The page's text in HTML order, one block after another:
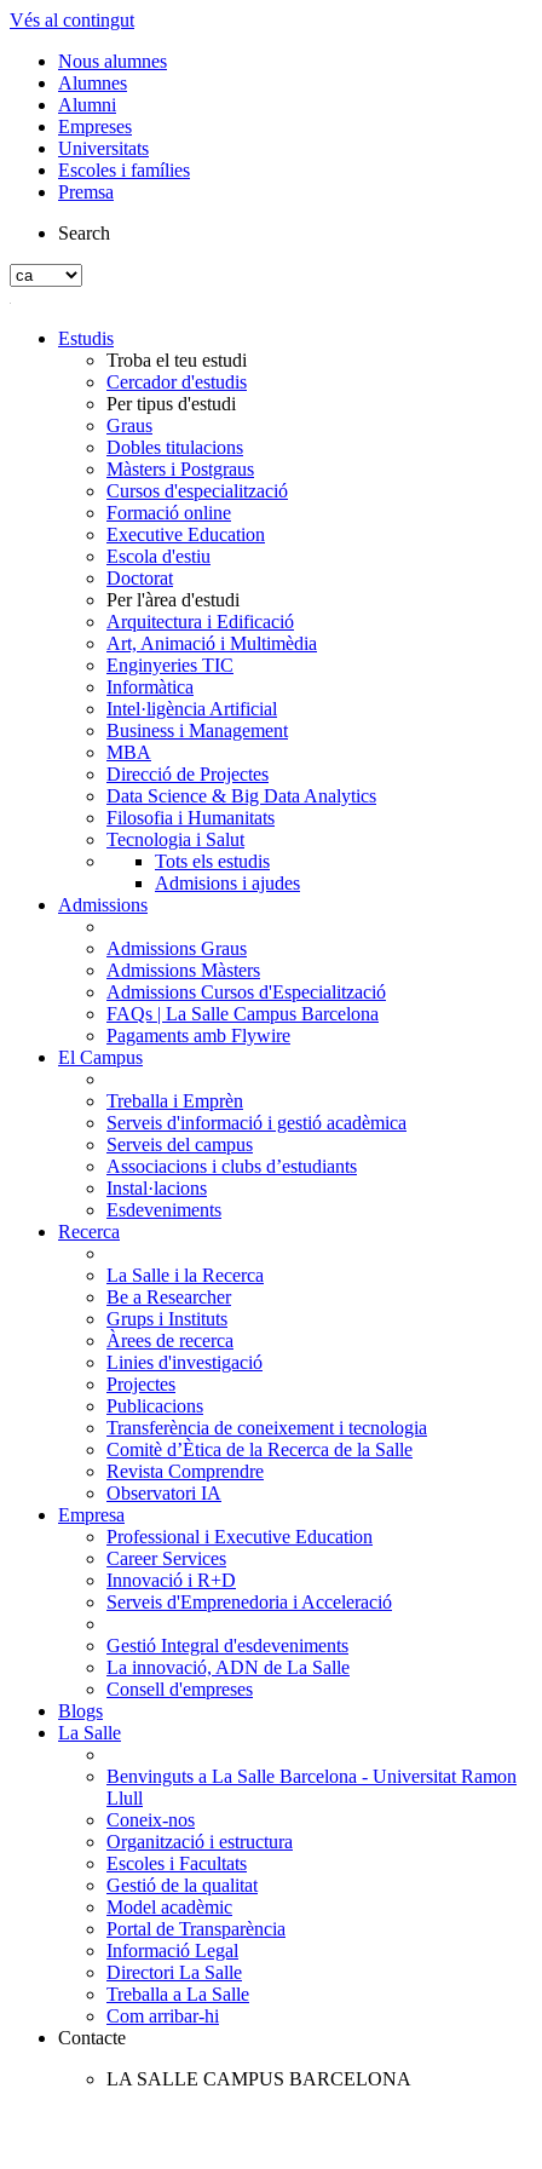
Vés al contingut
Nous alumnes
Alumnes
Alumni
Empreses
Universitats
Escoles i famílies
Premsa
Search
Estudis
Troba el teu estudi
Cercador d'estudis
Per tipus d'estudi
Graus
Dobles titulacions
Màsters i Postgraus
Cursos d'especialització
Formació online
Executive Education
Escola d'estiu
Doctorat
Per l'àrea d'estudi
Arquitectura i Edificació
Art, Animació i Multimèdia
Enginyeries TIC
Informàtica
Intel·ligència Artificial
Business i Management
MBA
Direcció de Projectes
Data Science & Big Data Analytics
Filosofia i Humanitats
Tecnologia i Salut
Tots els estudis
Admisions i ajudes
Admissions
Admissions Graus
Admissions Màsters
Admissions Cursos d'Especialització
FAQs | La Salle Campus Barcelona
Pagaments amb Flywire
El Campus
Treballa i Emprèn
Serveis d'informació i gestió acadèmica
Serveis del campus
Associacions i clubs d’estudiants
Instal·lacions
Esdeveniments
Recerca
La Salle i la Recerca
Be a Researcher
Grups i Instituts
Àrees de recerca
Linies d'investigació
Projectes
Publicacions
Transferència de coneixement i tecnologia
Comitè d’Ètica de la Recerca de la Salle
Revista Comprendre
Observatori IA
Empresa
Professional i Executive Education
Career Services
Innovació i R+D
Serveis d'Emprenedoria i Acceleració
Gestió Integral d'esdeveniments
La innovació, ADN de La Salle
Consell d'empreses
Blogs
La Salle
Benvinguts a La Salle Barcelona - Universitat Ramon
Llull
Coneix-nos
Organització i estructura
Escoles i Facultats
Gestió de la qualitat
Model acadèmic
Portal de Transparència
Informació Legal
Directori La Salle
Treballa a La Salle
Com arribar-hi
Contacte
LA SALLE CAMPUS BARCELONA